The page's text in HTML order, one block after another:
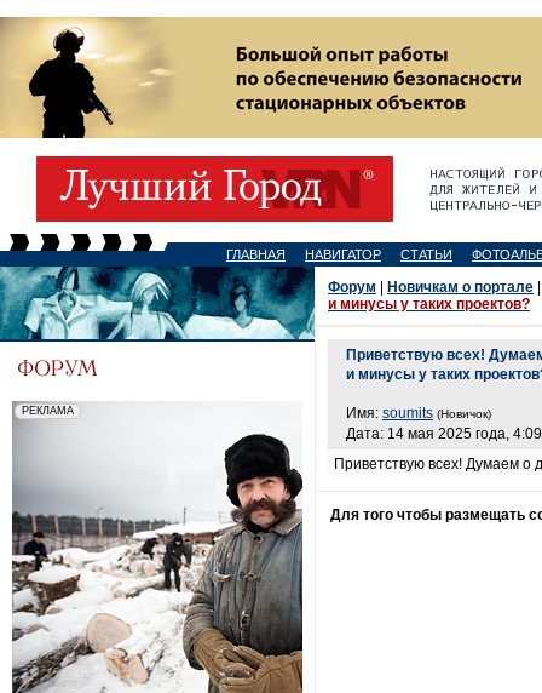
ГЛАВНАЯ НАВИГАТОР СТАТЬИ
Форум Новичкам о портале
и минусы у таких проектов?
Приветствую всех!
и минусы у таких
Имя: soumits (Новичок)
Дата: 14 мая 2025 года, 4:09
Приветствую всех! Думаем о
Для того чтобы размещать